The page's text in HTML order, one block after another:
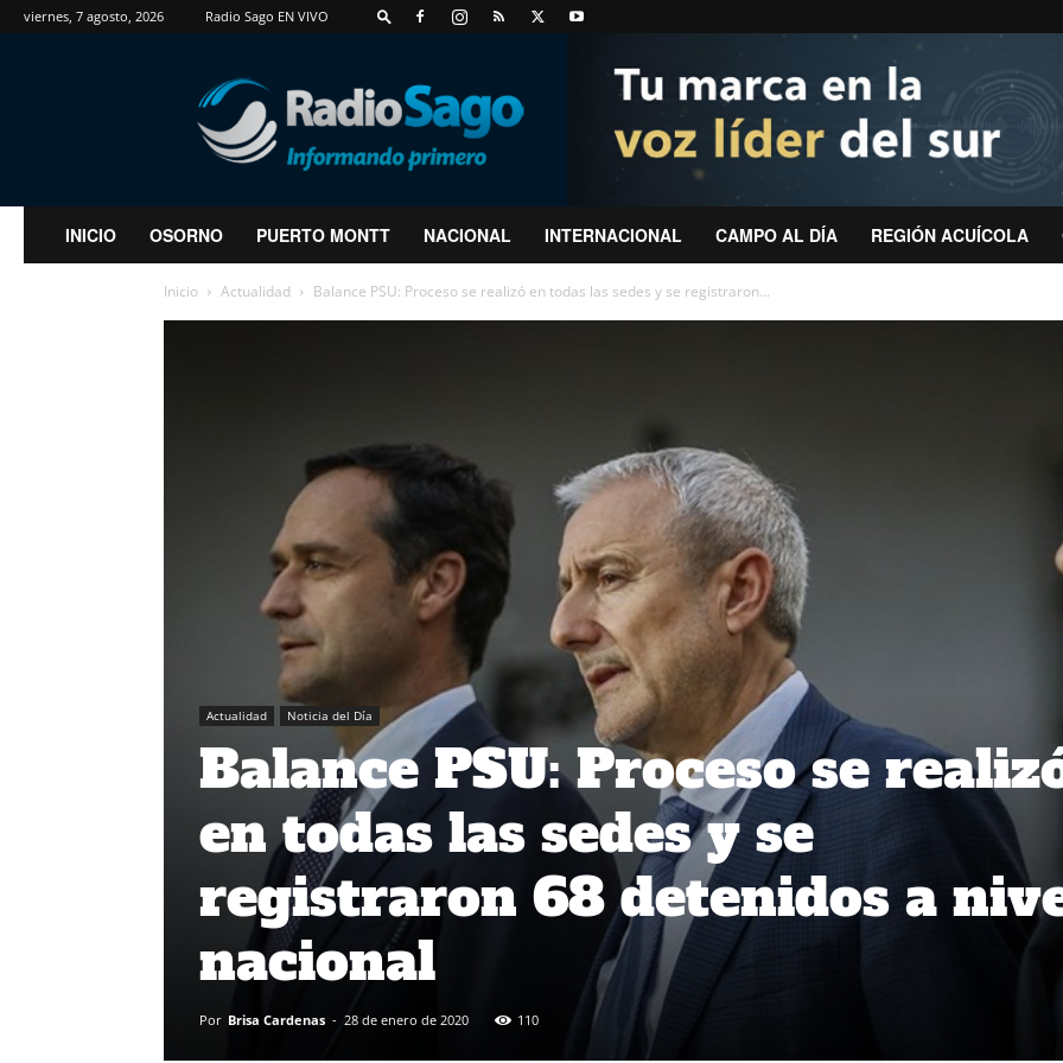
viernes, 7 agosto, 2026 Radio Sago EN VIVO
RadioSago
INICIO OSORNO PUERTO MONTT NACIONAL INTERNACIONAL CAMPO AL DÍA REGIÓN ACUÍCOLA
Inicio Actualidad Balance PSU: Proceso se realizó en todas las sedes y se registraron...
Actualidad Noticia del Día
Balance PSU: Proceso se
en todas las sedes y se
registraron 68 detenidos a
nacional
Por Brisa Cardenas - 28 de enero de 2020 110